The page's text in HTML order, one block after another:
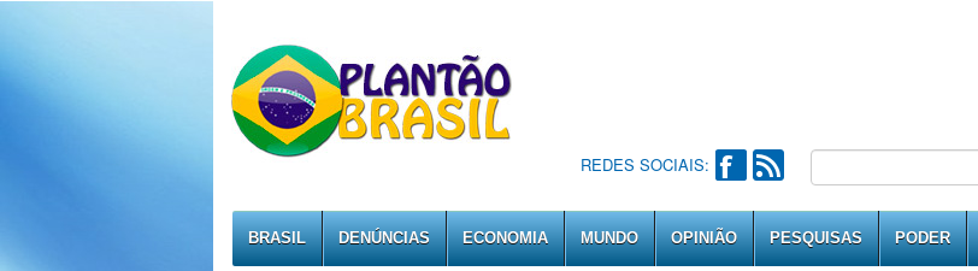
REDES SOCIAIS:
BRASIL DENÚNCIAS ECONOMIA MUNDO OPINIÃO PESQUISAS PODER